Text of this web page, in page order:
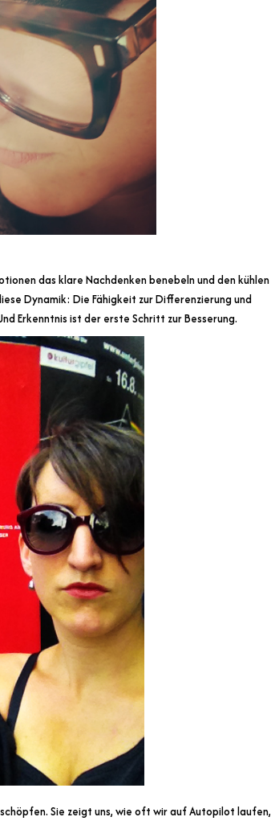
das klare Nachdenken benebeln und den kühlen
Dynamik: Die Fähigkeit zur Differenzierung und
Erkenntnis ist der erste Schritt zur Besserung.
Sie zeigt uns, wie oft wir auf Autopilot laufen,